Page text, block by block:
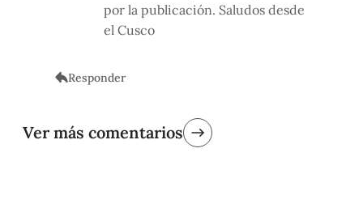
por la publicación. Saludos desde
el Cusco
Responder
Ver más comentarios